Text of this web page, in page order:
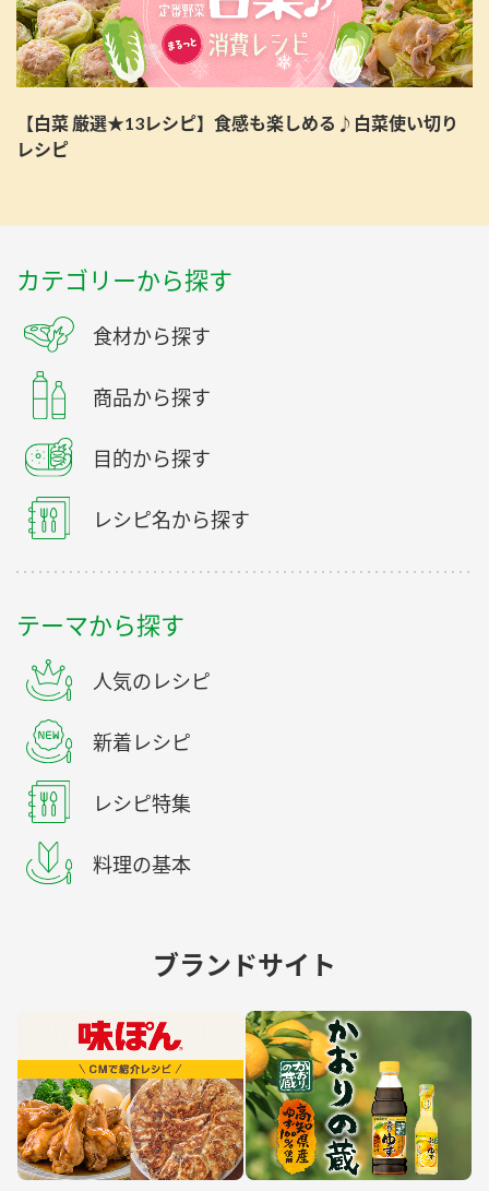
【白菜 厳選★13レシピ】食感も楽しめる♪白菜使い切り
レシピ
カテゴリーから探す
食材から探す
商品から探す
目的から探す
レシピ名から探す
テーマから探す
人気のレシピ
新着レシピ
レシピ特集
料理の基本
ブランドサイト